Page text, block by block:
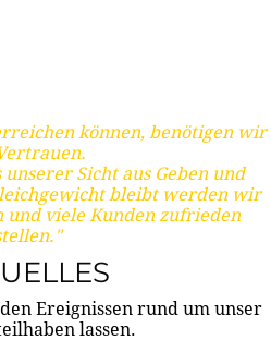
können, benötigen wir
Sicht aus Geben und
bleibt werden wir
und viele Kunden zufrieden
Ereignissen rund um unser
lassen.